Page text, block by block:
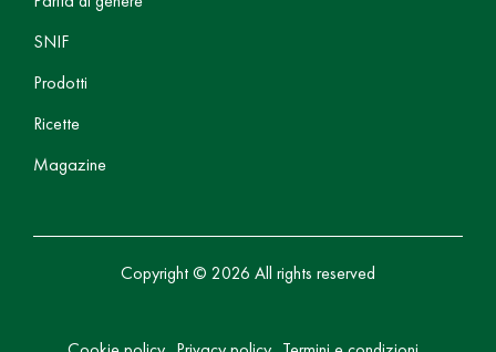
SNIF
Prodotti
Ricette
Magazine
Copyright © 2026 All rights reserved